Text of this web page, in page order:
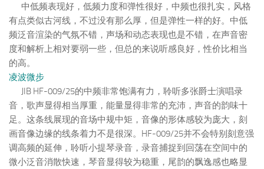
中低频表现好，低频力度和弹性很好，中频也很扎实，风格
有点类似古河线，不过没有那么厚，但是弹性一样的好。中低
频泛音渲染的气氛不错，声场和动态表现也是不错，在声音密
度和解析上相对要弱一些，但总的来说听感良好，性价比相当
的高。
凌波微步
JIB HF-009/25的中频非常饱满有力，聆听多张爵士演唱录
音，歌声显得相当厚重，能量显得非常的充沛，声音的韵味十
足。这条线展现的音场中规中矩，音像的形体感较为庞大，刻
画音像边缘的线条着力不是很深。HF-009/25并不会特别刻意强
调高频的延伸，聆听小提琴录音，录音捕捉到回荡在空间中的
微小泛音消散快速，琴音显得较为稳重，尾韵的飘逸感也略显